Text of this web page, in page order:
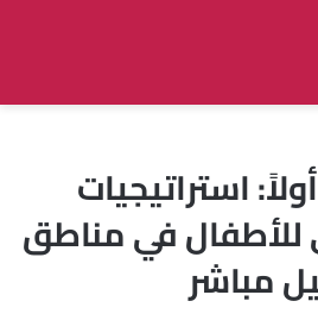
استراتيجيات
للأطفال في مناطق